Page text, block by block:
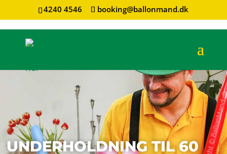
4240 4546 booking@ballonmand.dk
UNDERHOLDNING TIL 60